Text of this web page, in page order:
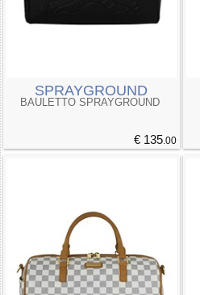
SPRAYGROUND
BAULETTO SPRAYGROUND
€ 135.00